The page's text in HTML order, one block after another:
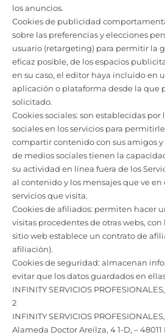
los anuncios.
Cookies de publicidad
sobre las preferencias y elecciones
usuario (retargeting) para permitir la
eficaz posible, de los espacios
en su caso, el editor haya incluido en
aplicación o plataforma desde la que
solicitado.
Cookies sociales: son establecidas
sociales en los servicios para permitirle
compartir contenido con sus amigos y
de medios sociales tienen la
su actividad en línea fuera de los
al contenido y los mensajes que ve en
servicios que visita.
Cookies de afiliados: permiten hacer
visitas procedentes de otras webs, con
sitio web establece un contrato de
afiliación).
Cookies de seguridad: almacenan
evitar que los datos guardados en
INFINITY SERVICIOS PROFESIONALES,
2
INFINITY SERVICIOS PROFESIONALES,
Alameda Doctor Areilza, 4 1-D, –